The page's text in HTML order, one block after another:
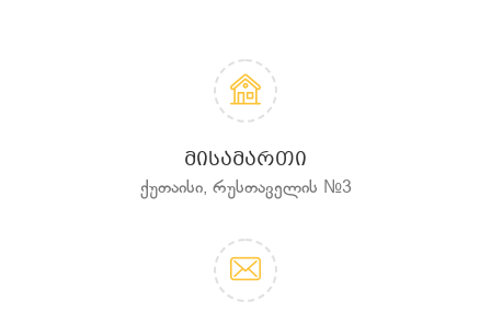
ᲛᲘᲡᲐᲛᲐᲠᲗᲘ
ქუთაისი, რუსთაველის №3